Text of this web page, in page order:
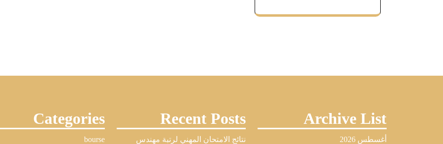
Archive List
أغسطس 2026
Recent Posts
نتائج الامتحان المهني لرتبة مهندس
Categories
bourse